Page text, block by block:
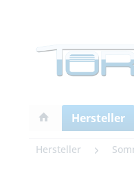
Hersteller
Hersteller